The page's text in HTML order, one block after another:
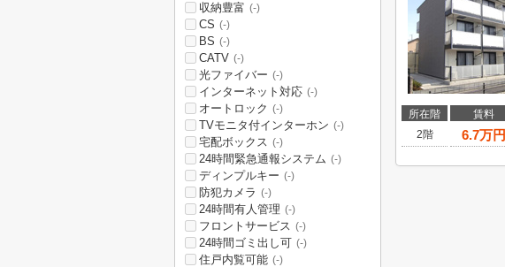
所在階 賃料
2階
6.7万円
収納豊富 (-)
CS (-)
BS (-)
CATV (-)
光ファイバー (-)
インターネット対応 (-)
オートロック (-)
TVモニタ付インターホン (-)
宅配ボックス (-)
24時間緊急通報システム (-)
ディンプルキー (-)
防犯カメラ (-)
24時間有人管理 (-)
フロントサービス (-)
24時間ゴミ出し可 (-)
住戸内覧可能 (-)